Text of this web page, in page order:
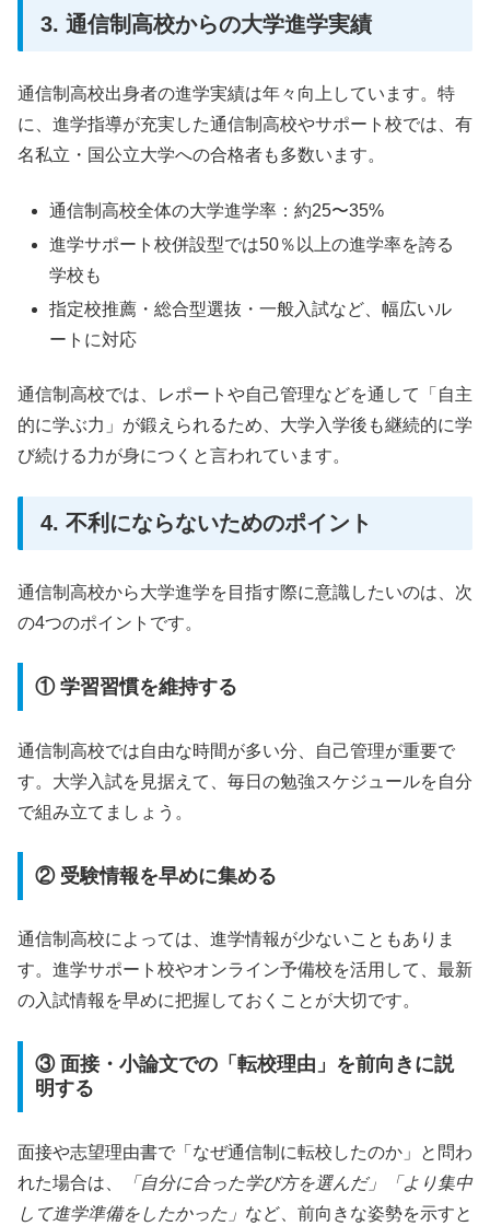
3. 通信制高校からの大学進学実績
通信制高校出身者の進学実績は年々向上しています。特
に、進学指導が充実した通信制高校やサポート校では、有
名私立・国公立大学への合格者も多数います。
通信制高校全体の大学進学率：約25〜35%
進学サポート校併設型では50％以上の進学率を誇る
学校も
指定校推薦・総合型選抜・一般入試など、幅広いル
ートに対応
通信制高校では、レポートや自己管理などを通して「自主
的に学ぶ力」が鍛えられるため、大学入学後も継続的に学
び続ける力が身につくと言われています。
4. 不利にならないためのポイント
通信制高校から大学進学を目指す際に意識したいのは、次
の4つのポイントです。
① 学習習慣を維持する
通信制高校では自由な時間が多い分、自己管理が重要で
す。大学入試を見据えて、毎日の勉強スケジュールを自分
で組み立てましょう。
② 受験情報を早めに集める
通信制高校によっては、進学情報が少ないこともありま
す。進学サポート校やオンライン予備校を活用して、最新
の入試情報を早めに把握しておくことが大切です。
③ 面接・小論文での「転校理由」を前向きに説
明する
面接や志望理由書で「なぜ通信制に転校したのか」と問わ
れた場合は、
「自分に合った学び方を選んだ」「より集中
して進学準備をしたかった」 など、前向きな姿勢を示すと